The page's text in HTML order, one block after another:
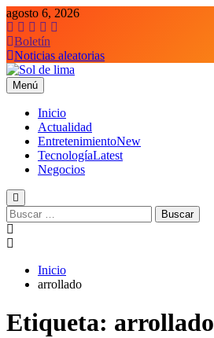
Saltar
al
contenido
agosto 6, 2026
Boletín
Noticias aleatorias
Sol de lima
Menú
Inicio
Actualidad
EntretenimientoNew
TecnologíaLatest
Negocios
Buscar:
Inicio
arrollado
Etiqueta: arrollado